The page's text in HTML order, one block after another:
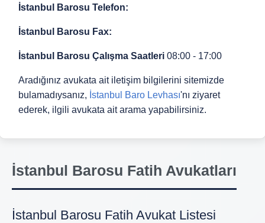
İstanbul Barosu Telefon:
İstanbul Barosu Fax:
İstanbul Barosu Çalışma Saatleri 08:00 - 17:00
Aradığınız avukata ait iletişim bilgilerini sitemizde
bulamadıysanız, İstanbul Baro Levhası'nı ziyaret
ederek, ilgili avukata ait arama yapabilirsiniz.
İstanbul Barosu Fatih Avukatları
İstanbul Barosu Fatih Avukat Listesi